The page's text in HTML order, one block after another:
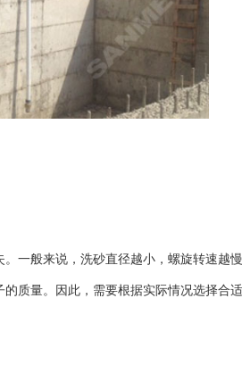
一般来说，洗砂直径越小，螺旋转速越
质量。因此，需要根据实际情况选择合适